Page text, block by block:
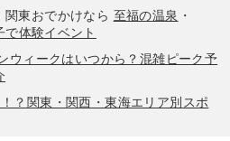
東おでかけなら 至福の温泉 ・
で体験イベント
ウィークはいつから？混雑ピーク予
？関東・関西・東海エリア別スポ